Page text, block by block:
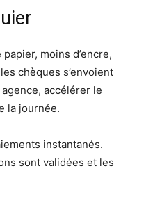
papier, moins d’encre,
chèques s’envoient
accélérer le
la journée.
instantanés.
sont validées et les